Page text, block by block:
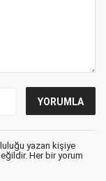
yazan kişiye
Her bir yorum